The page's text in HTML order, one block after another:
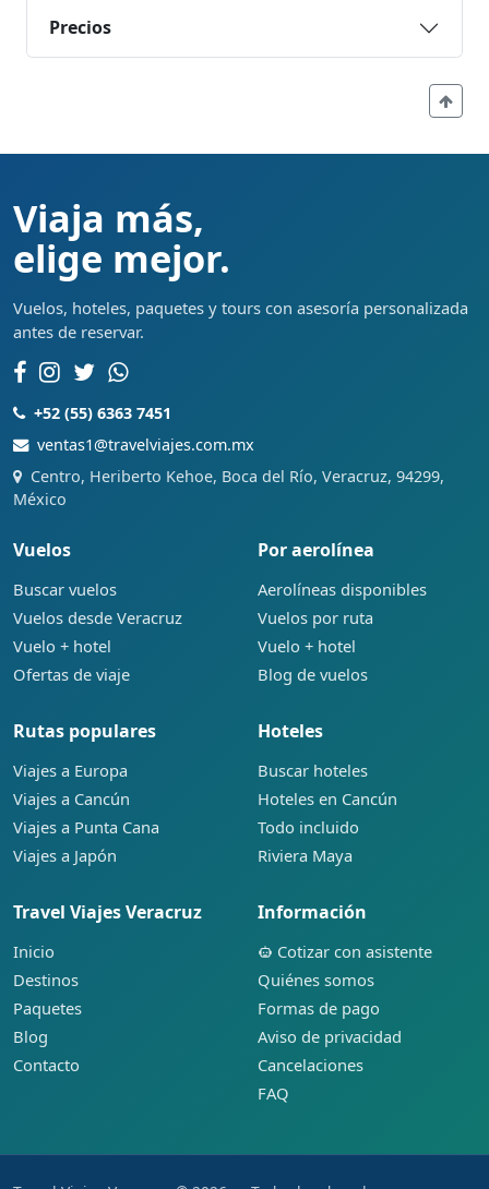
Precios
Viaja más,
elige mejor.
Vuelos, hoteles, paquetes y tours con asesoría personalizada
antes de reservar.
+52 (55) 6363 7451
ventas1@travelviajes.com.mx
Centro, Heriberto Kehoe, Boca del Río, Veracruz, 94299,
México
Vuelos
Buscar vuelos
Vuelos desde Veracruz
Vuelo + hotel
Ofertas de viaje
Por aerolínea
Aerolíneas disponibles
Vuelos por ruta
Vuelo + hotel
Blog de vuelos
Rutas populares
Viajes a Europa
Viajes a Cancún
Viajes a Punta Cana
Viajes a Japón
Hoteles
Buscar hoteles
Hoteles en Cancún
Todo incluido
Riviera Maya
Travel Viajes Veracruz
Inicio
Destinos
Paquetes
Blog
Contacto
Información
Cotizar con asistente
Quiénes somos
Formas de pago
Aviso de privacidad
Cancelaciones
FAQ